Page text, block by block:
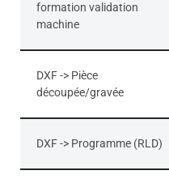
formation validation
machine
DXF -> Pièce
découpée/gravée
DXF -> Programme (RLD)